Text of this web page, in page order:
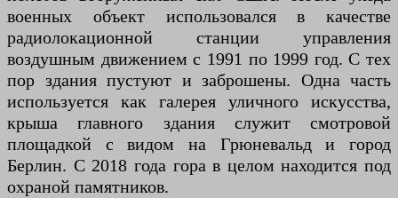
военных объект использовался в качестве
радиолокационной станции управления
воздушным движением с 1991 по 1999 год. С тех
пор здания пустуют и заброшены. Одна часть
используется как галерея уличного искусства,
крыша главного здания служит смотровой
площадкой с видом на Грюневальд и город
Берлин. С 2018 года гора в целом находится под
охраной памятников.